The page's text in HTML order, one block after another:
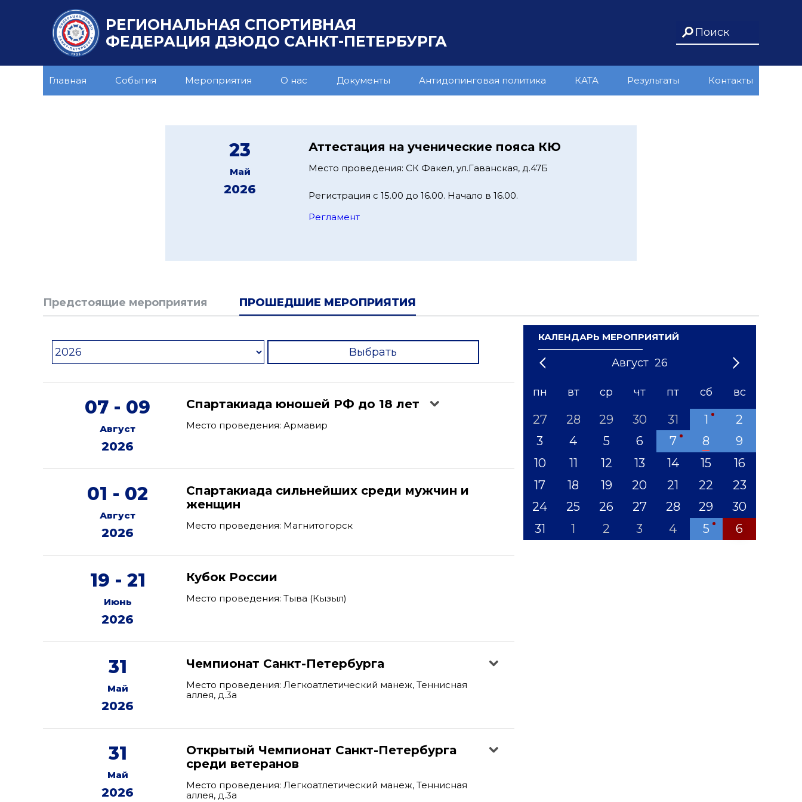
РЕГИОНАЛЬНАЯ СПОРТИВНАЯ
ФЕДЕРАЦИЯ ДЗЮДО САНКТ-ПЕТЕРБУРГА
Главная События Мероприятия О нас Документы Антидопинговая политика КАТА Результаты Контакты
23
Май
2026
Аттестация на ученические пояса КЮ
Место проведения: СК Факел, ул.Гаванская, д.47Б
Регистрация с 15.00 до 16.00. Начало в 16.00.
Регламент
Предстоящие мероприятия ПРОШЕДШИЕ МЕРОПРИЯТИЯ
Выбрать
07 - 09
Август
2026
Спартакиада юношей РФ до 18 лет
Место проведения: Армавир
01 - 02
Август
2026
Спартакиада сильнейших среди мужчин и
женщин
Место проведения: Магнитогорск
19 - 21
Июнь
2026
Кубок России
Место проведения: Тыва (Кызыл)
31
Май
2026
Чемпионат Санкт-Петербурга
Место проведения: Легкоатлетический манеж, Теннисная
аллея, д.3а
31
Май
2026
Открытый Чемпионат Санкт-Петербурга
среди ветеранов
Место проведения: Легкоатлетический манеж, Теннисная
аллея, д.3а
КАЛЕНДАРЬ МЕРОПРИЯТИЙ
Август 26
1 3 5 8 10 12
'21 '23 '24 '25 '26 '27 '28 '29 '31
пн вт ср чт пт сб вс
27 28 29 30 31 1
2
3
4 5 6 7 8
9
10
11 12 13 14 15
16
17
18 19 20 21 22
23
24
25 26 27 28 29
30
31
1 2 3 4 5 6